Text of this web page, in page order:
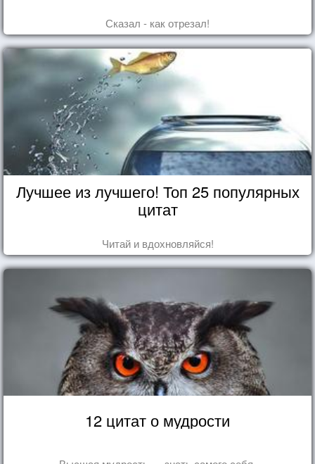
Сказал - как отрезал!
Лучшее из лучшего! Топ 25 популярных
цитат
Читай и вдохновляйся!
12 цитат о мудрости